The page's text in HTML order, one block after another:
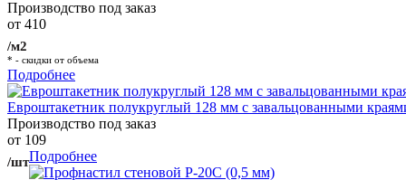
Производство под заказ
от 410
/м2
* - скидки от объема
Подробнее
Евроштакетник полукруглый 128 мм с завальцованными
Производство под заказ
от 109
/штПодробнее